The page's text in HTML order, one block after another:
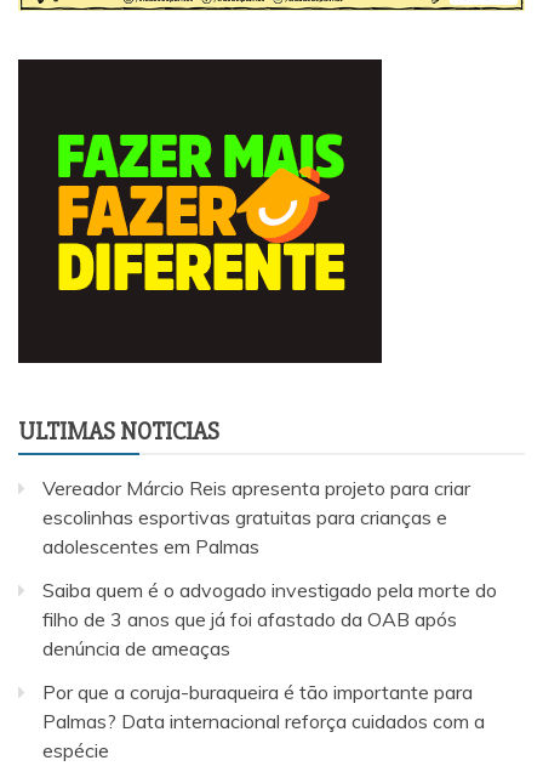
ULTIMAS NOTICIAS
Vereador Márcio Reis apresenta projeto para criar
escolinhas esportivas gratuitas para crianças e
adolescentes em Palmas
Saiba quem é o advogado investigado pela morte do
filho de 3 anos que já foi afastado da OAB após
denúncia de ameaças
Por que a coruja-buraqueira é tão importante para
Palmas? Data internacional reforça cuidados com a
espécie